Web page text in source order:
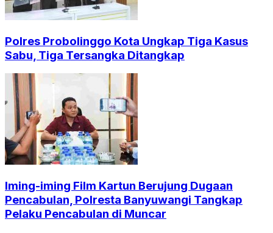
Polres Probolinggo Kota Ungkap Tiga Kasus
Sabu, Tiga Tersangka Ditangkap
Iming-iming Film Kartun Berujung Dugaan
Pencabulan, Polresta Banyuwangi Tangkap
Pelaku Pencabulan di Muncar